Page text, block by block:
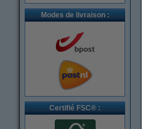
Modes de livraison :
Certifié FSC® :